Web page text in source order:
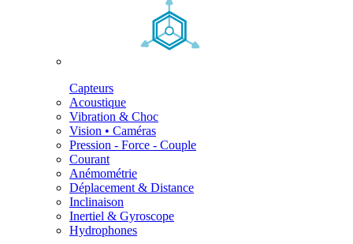
Capteurs
Acoustique
Vibration & Choc
Vision • Caméras
Pression - Force - Couple
Courant
Anémométrie
Déplacement & Distance
Inclinaison
Inertiel & Gyroscope
Hydrophones